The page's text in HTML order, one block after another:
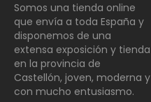
Somos una tienda online
que envía a toda España y
disponemos de una
extensa exposición y tienda
en la provincia de
Castellón, joven, moderna y
con mucho entusiasmo.